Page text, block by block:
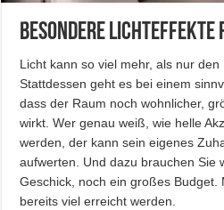
Besondere Lichteffekte
Licht kann so viel mehr, als nur
Stattdessen geht es bei einem
dass der Raum noch wohnlicher,
wirkt. Wer genau weiß, wie helle
werden, der kann sein eigenes
aufwerten. Und dazu brauchen Sie
Geschick, noch ein großes Budget.
bereits viel erreicht werden.